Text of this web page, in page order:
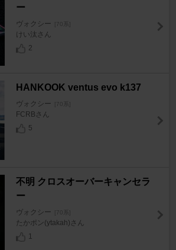
ー
ヴォクシー [70系]
けい汰さん
2
HANKOOK ventus evo k137
ヴォクシー [70系]
FCRBさん
5
不明 クロスオーバーキャンセラ
ー
ヴォクシー [70系]
たかポン(ytakah)さん
1